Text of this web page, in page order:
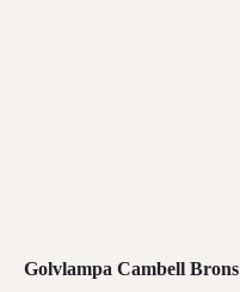
Golvlampa Cambell Brons